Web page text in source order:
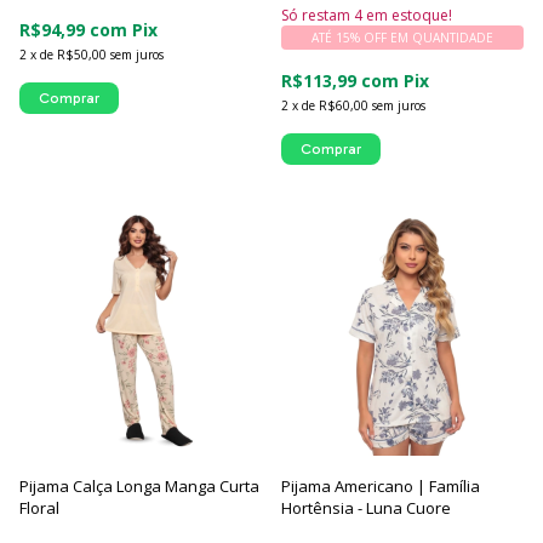
2 x de R$50,00 sem juros
R$94,99 com Pix
Comprar 2 x de R$60,00 sem juros
ATÉ 15% OFF EM QUANTIDADE
R$113,99 com Pix
Só restam 4em estoque!
Comprar
Pijama Calça Longa Manga Curta
Floral
Pijama Americano | Família
Hortênsia - Luna Cuore